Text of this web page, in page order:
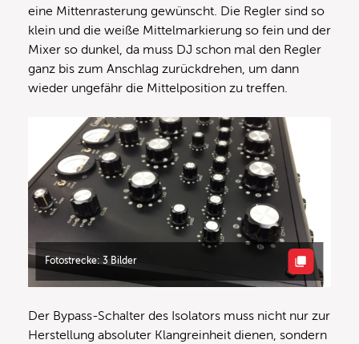
eine Mittenrasterung gewünscht. Die Regler sind so
klein und die weiße Mittelmarkierung so fein und der
Mixer so dunkel, da muss DJ schon mal den Regler
ganz bis zum Anschlag zurückdrehen, um dann
wieder ungefähr die Mittelposition zu treffen.
Fotostrecke: 3 Bilder
Der Bypass-Schalter des Isolators muss nicht nur zur
Herstellung absoluter Klangreinheit dienen, sondern